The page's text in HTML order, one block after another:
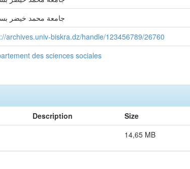
جامعة محمد خيضر
archives.univ-biskra.dz/handle/123456789/26760
des sciences sociales
Description Size
14,65 MB